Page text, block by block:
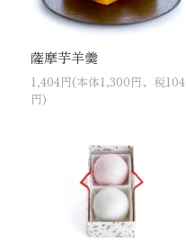
薩摩芋羊羹
1,404円(本体1,300円、税104
円)